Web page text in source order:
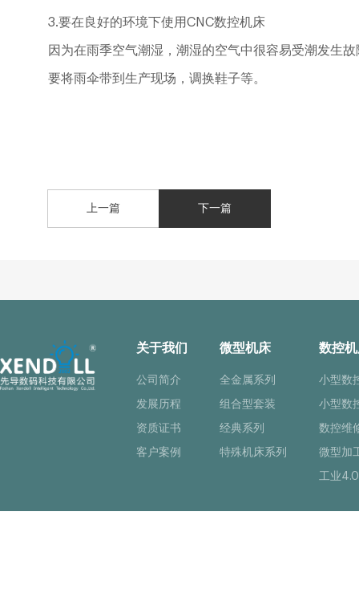
3.要在良好的环境下使用CNC数控机床
因为在雨季空气潮湿，潮湿的空气中很容易受潮发生
要将雨伞带到生产现场，调换鞋子等。
上一篇 下一篇
关于我们
公司简介
发展历程
资质证书
客户案例
微型机床
全金属系列
组合型套装
经典系列
特殊机床系列
数控
小型数
小型数
数控维
微型加
工业4.0